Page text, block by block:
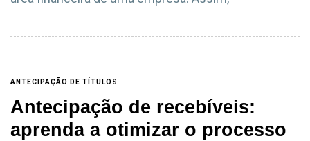
ANTECIPAÇÃO DE TÍTULOS
Antecipação de recebíveis:
aprenda a otimizar o processo